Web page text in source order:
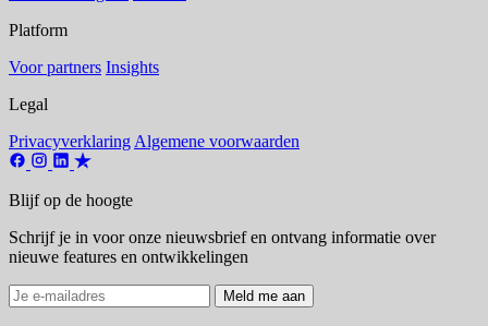
Platform
Voor partners Insights
Legal
Privacyverklaring Algemene voorwaarden
Blijf op de hoogte
Schrijf je in voor onze nieuwsbrief en ontvang informatie over
nieuwe features en ontwikkelingen
Meld me aan